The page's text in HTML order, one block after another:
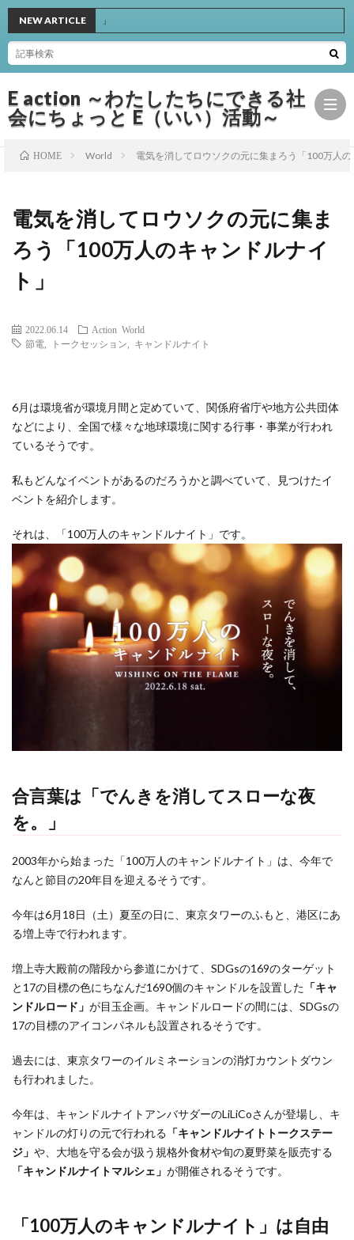
E action ～わたしたちにできる社
会にちょっと E（いい）活動～
NEW ARTICLE
援活動「Pocci！」
HOME World 電気を消してロウソクの元に集まろう「100万人
電気を消してロウソクの元に集ま
ろう「100万人のキャンドルナイ
ト」
2022.06.14 Action World
節電
トークセッション キャンドルナイト
6月は環境省が環境月間と定めていて、関係府省庁や地方公共団体
などにより、全国で様々な地球環境に関する行事・事業が行われ
ているそうです。
私もどんなイベントがあるのだろうかと調べていて、見つけたイ
ベントを紹介します。
それは、「100万人のキャンドルナイト」です。
合言葉は「でんきを消してスローな夜
を。」
2003年から始まった「100万人のキャンドルナイト」は、今年で
なんと節目の20年目を迎えるそうです。
今年は6月18日（土）夏至の日に、東京タワーのふもと、港区にあ
る増上寺で行われます。
増上寺大殿前の階段から参道にかけて、SDGsの169のターゲット
と17の目標の色にちなんだ1690個のキャンドルを設置した 「キャ
ンドルロード」 が目玉企画。キャンドルロードの間には、SDGsの
17の目標のアイコンパネルも設置されるそうです。
過去には、東京タワーのイルミネーションの消灯カウントダウン
も行われました。
今年は、キャンドルナイトアンバサダーのLiLiCoさんが登場し、キ
ャンドルの灯りの元で行われる 「キャンドルナイトトークステー
ジ」 や、大地を守る会が扱う規格外食材や旬の夏野菜を販売する
「キャンドルナイトマルシェ」 が開催されるそうです。
「100万人のキャンドルナイト」は自由